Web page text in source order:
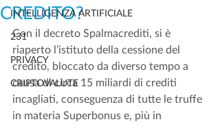
INTELLIGENZA ARTIFICIALE
231
PRIVACY
CRIPTOVALUTE
CREDITO?
Con il decreto Spalmacrediti, si è
riaperto l’istituto della cessione del
credito, bloccato da diverso tempo a
causa di circa 15 miliardi di crediti
incagliati, conseguenza di tutte le truffe
in materia Superbonus e, più in